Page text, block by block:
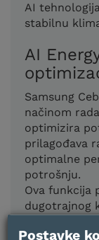
AI
stabilnu
AI
Samsung
načinom
optimizira
prilagođava
optimalne
potrošnju.
Ova funkcija
dugotrajnog
Postavke